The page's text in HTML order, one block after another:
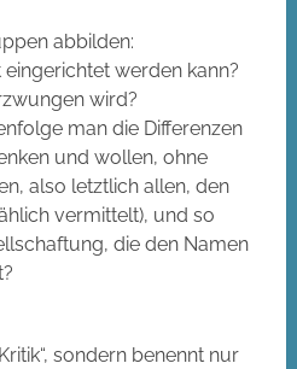
abbilden:
werden kann?
wird?
man die Differenzen
und wollen, ohne
also letztlich allen, den
vermittelt), und so
die den Namen
sondern benennt nur